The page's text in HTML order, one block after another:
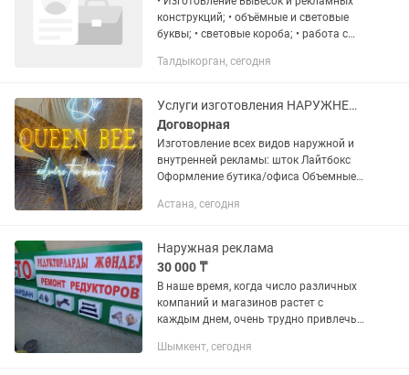
конструкций; • объёмные и световые
буквы; • световые короба; • работа с
поклейка; • монтаж рекламных
Талдыкорган, сегодня
Услуги изготовления НАРУЖНЕЙ РЕКЛАМЫ
Договорная
Изготовление всех видов наружной и
внутренней рекламы: шток Лайтбокс
Оформление бутика/офиса Объемные
адресные указатели,номерки объемные
Астана, сегодня
Наружная реклама
30 000 ₸
В наше время, когда число различных
компаний и магазинов растет с
каждым днем, очень трудно привлечь
Первое, на что обращают внимание
Шымкент, сегодня